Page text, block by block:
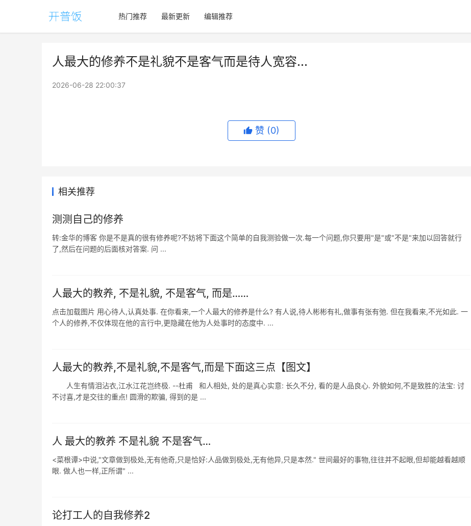
热门推荐 最新更新 编辑推荐
人最大的修养不是礼貌不是客气而是待人宽容...
2026-06-28 22:00:37
赞 (0)
相关推荐
测测自己的修养
转:金华的博客 你是不是真的很有修养呢?不妨将下面这个简单的自我测验做一次.每一个问题,你只要用"是"或"不是"来加以回答就行
了,然后在问题的后面核对答案. 问 ...
人最大的教养, 不是礼貌, 不是客气, 而是……
点击加载图片 用心待人,认真处事. 在你看来,一个人最大的修养是什么? 有人说,待人彬彬有礼,做事有张有弛. 但在我看来,不光如此. 一
个人的修养,不仅体现在他的言行中,更隐藏在他为人处事时的态度中. ...
人最大的教养,不是礼貌,不是客气,而是下面这三点【图文】
人生有情泪沾衣,江水江花岂终极. --杜甫 和人相处, 处的是真心实意: 长久不分, 看的是人品良心. 外貌如何,不是致胜的法宝: 讨
不讨喜,才是交往的重点! 圆滑的欺骗, 得到的是 ...
人 最大的教养 不是礼貌 不是客气…
<菜根谭>中说,"文章做到极处,无有他奇,只是恰好:人品做到极处,无有他异,只是本然." 世间最好的事物,往往并不起眼,但却能越看越顺
眼. 做人也一样,正所谓" ...
论打工人的自我修养2